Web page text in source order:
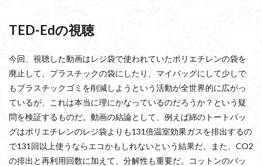
TED-Edの視聴
今回、視聴した動画はレジ袋で使われていたポリエチレンの袋を
廃止して、プラスチックの袋にしたり、マイバッグにして少しで
もプラスチックゴミを削減しようという活動が全世界的に広がっ
ているが、これは本当に理にかなっているのだろうか？という疑
問を検証するものだ。動画の結論として、例えば綿のトートバッ
グはポリエチレンのレジ袋よりも131倍温室効果ガスを排出するの
で131回以上使うならエコかもしれないという結果だ。また、CO2
の排出と再利用回数に加えて、分解性も重要だ。コットンのバッ